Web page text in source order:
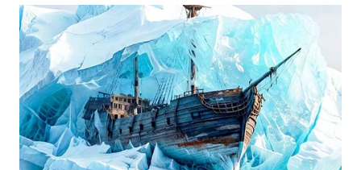
WN
SUMEDANG
WN
CIANJUR
WN
KEPULAUAN